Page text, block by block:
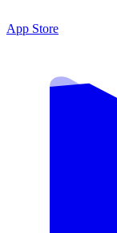
App Store